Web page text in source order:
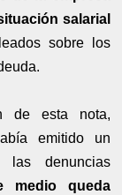
salarial
sobre los
de esta nota,
emitido un
las denuncias
medio queda